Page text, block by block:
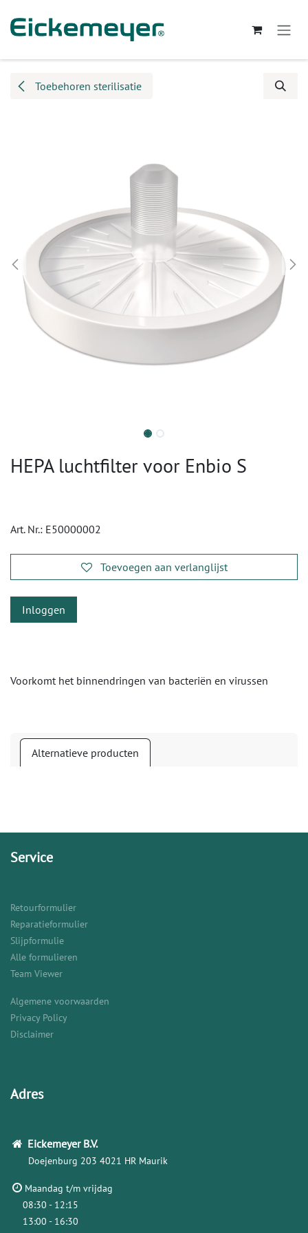
Toebehoren sterilisatie
HEPA luchtfilter voor Enbio S
Art. Nr.: E50000002
Toevoegen aan verlanglijst
Inloggen
Voorkomt het binnendringen van bacteriën en virussen
Alternatieve producten
Service
Retourformulier
Reparatieformulier
Slijpformulie
Alle formulieren
Team Viewer
Algemene voorwaarden
Privacy Policy
Disclaimer
Adres
Eickemeyer B.V.
Doejenburg 203 4021 HR Maurik
Maandag t/m vrijdag
08:30 - 12:15
13:00 - 16:30